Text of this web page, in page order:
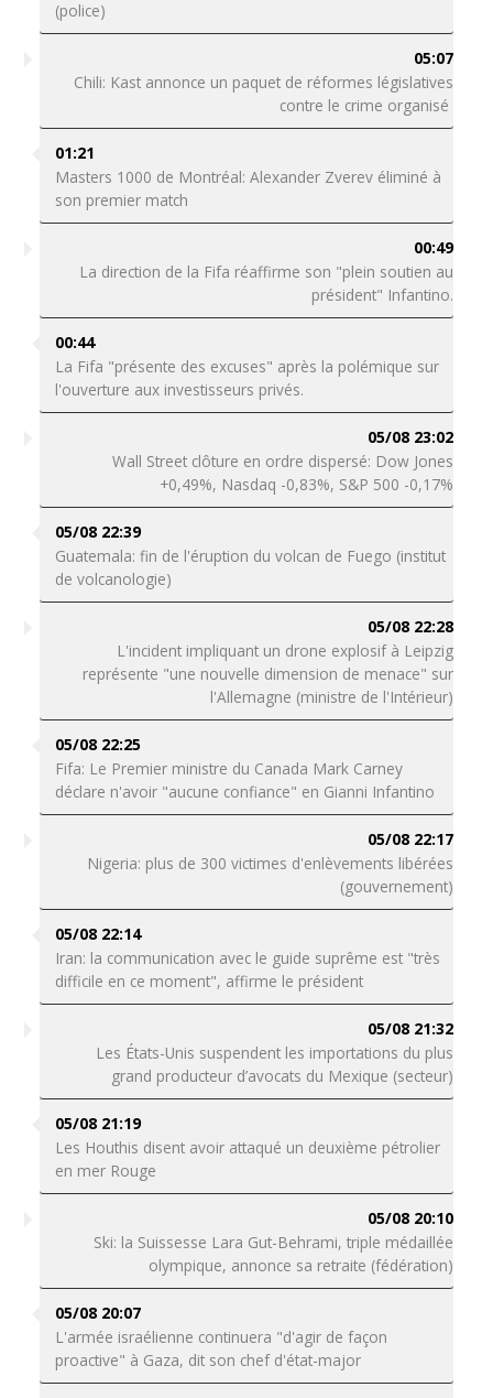
(police)
05:07
Chili: Kast annonce un paquet de réformes législatives
contre le crime organisé
01:21
Masters 1000 de Montréal: Alexander Zverev éliminé à
son premier match
00:49
La direction de la Fifa réaffirme son "plein soutien au
président" Infantino.
00:44
La Fifa "présente des excuses" après la polémique sur
l'ouverture aux investisseurs privés.
05/08 23:02
Wall Street clôture en ordre dispersé: Dow Jones
+0,49%, Nasdaq -0,83%, S&P 500 -0,17%
05/08 22:39
Guatemala: fin de l'éruption du volcan de Fuego (institut
de volcanologie)
05/08 22:28
L'incident impliquant un drone explosif à Leipzig
représente "une nouvelle dimension de menace" sur
l'Allemagne (ministre de l'Intérieur)
05/08 22:25
Fifa: Le Premier ministre du Canada Mark Carney
déclare n'avoir "aucune confiance" en Gianni Infantino
05/08 22:17
Nigeria: plus de 300 victimes d'enlèvements libérées
(gouvernement)
05/08 22:14
Iran: la communication avec le guide suprême est "très
difficile en ce moment", affirme le président
05/08 21:32
Les États-Unis suspendent les importations du plus
grand producteur d’avocats du Mexique (secteur)
05/08 21:19
Les Houthis disent avoir attaqué un deuxième pétrolier
en mer Rouge
05/08 20:10
Ski: la Suissesse Lara Gut-Behrami, triple médaillée
olympique, annonce sa retraite (fédération)
05/08 20:07
L'armée israélienne continuera "d'agir de façon
proactive" à Gaza, dit son chef d'état-major